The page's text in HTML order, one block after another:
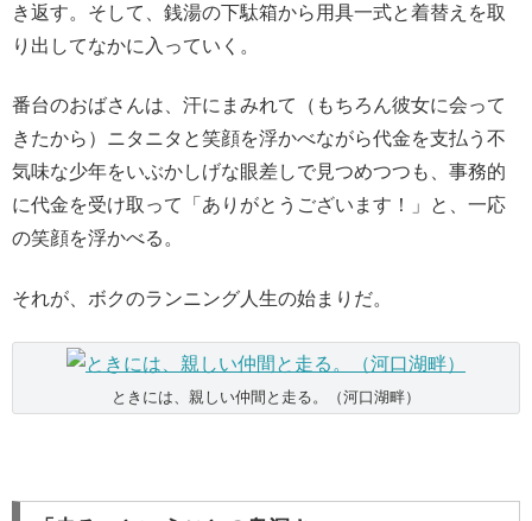
き返す。そして、銭湯の下駄箱から用具一式と着替えを取
り出してなかに入っていく。
番台のおばさんは、汗にまみれて（もちろん彼女に会って
きたから）ニタニタと笑顔を浮かべながら代金を支払う不
気味な少年をいぶかしげな眼差しで見つめつつも、事務的
に代金を受け取って「ありがとうございます！」と、一応
の笑顔を浮かべる。
それが、ボクのランニング人生の始まりだ。
ときには、親しい仲間と走る。（河口湖畔）